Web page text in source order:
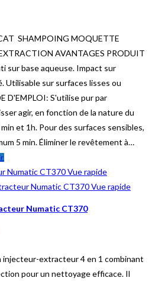
SHAMPOING MOQUETTE
AVANTAGES PRODUIT
sur base aqueuse. Impact sur
Utilisable sur surfaces lisses ou
D'EMPLOI: S'utilise pur par
agir, en fonction de la nature du
et 1h. Pour des surfaces sensibles,
5 min. Éliminer le revêtement à…
Vue rapide
Vue rapide
Numatic CT370
injecteur-extracteur 4 en 1 combinant
pour un nettoyage efficace. Il